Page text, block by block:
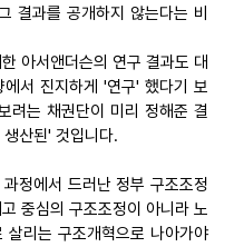
결과를 공개하지 않는다는 비
아서앤더슨의 연구 결과도 대
서 진지하게 '연구' 했다기 보
려는 채권단이 미리 정해준 결
산된' 것입니다.
정에서 드러난 정부 구조조정
중심의 구조조정이 아니라 노
살리는 구조개혁으로 나아가야